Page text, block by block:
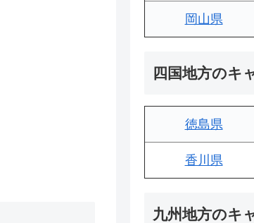
岡山県
四国地方のキ
徳島県
香川県
九州地方のキ